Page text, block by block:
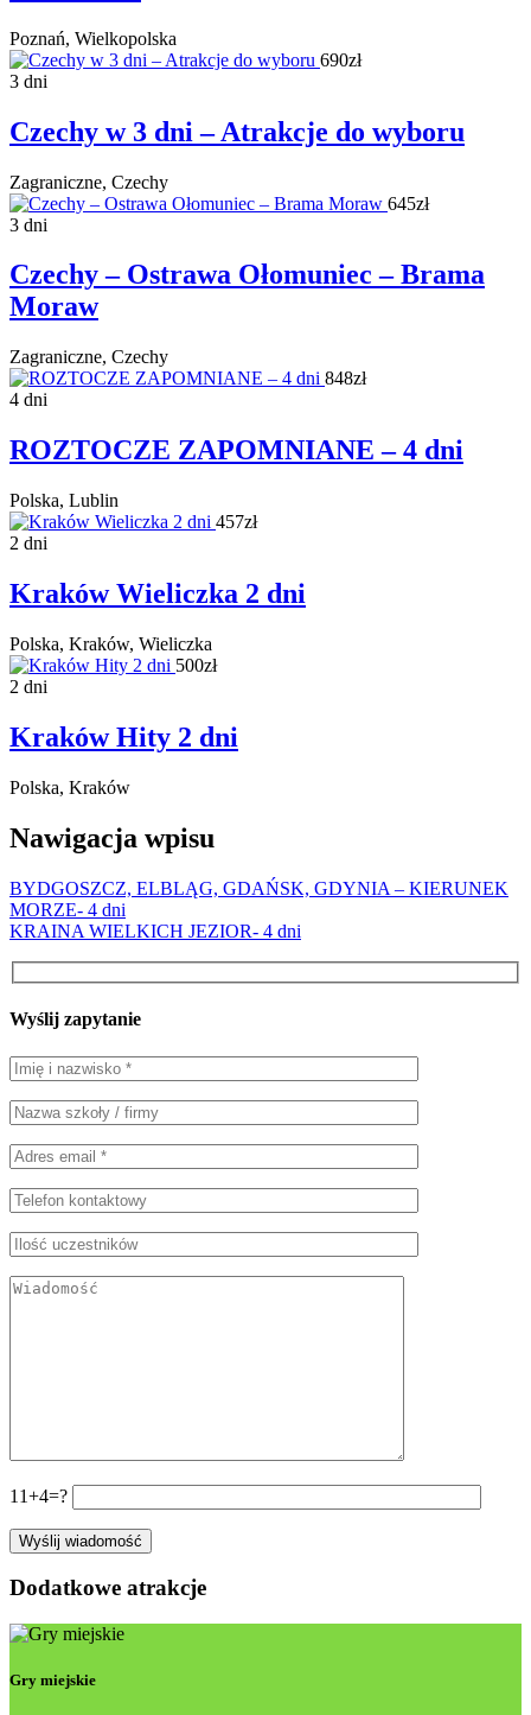
Poznań, Wielkopolska
690zł
3 dni
Czechy w 3 dni – Atrakcje do wyboru
Zagraniczne, Czechy
645zł
3 dni
Czechy – Ostrawa Ołomuniec – Brama
Moraw
Zagraniczne, Czechy
848zł
4 dni
ROZTOCZE ZAPOMNIANE – 4 dni
Polska, Lublin
457zł
2 dni
Kraków Wieliczka 2 dni
Polska, Kraków, Wieliczka
500zł
2 dni
Kraków Hity 2 dni
Polska, Kraków
Nawigacja wpisu
BYDGOSZCZ, ELBLĄG, GDAŃSK, GDYNIA – KIERUNEK
MORZE- 4 dni
KRAINA WIELKICH JEZIOR- 4 dni
Wyślij zapytanie
11+4=?
Dodatkowe atrakcje
Gry miejskie